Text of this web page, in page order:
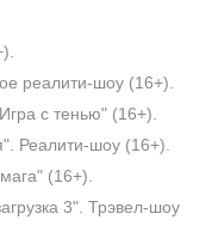
реалити-шоу (16+).
с тенью" (16+).
Реалити-шоу (16+).
(16+).
3". Трэвел-шоу